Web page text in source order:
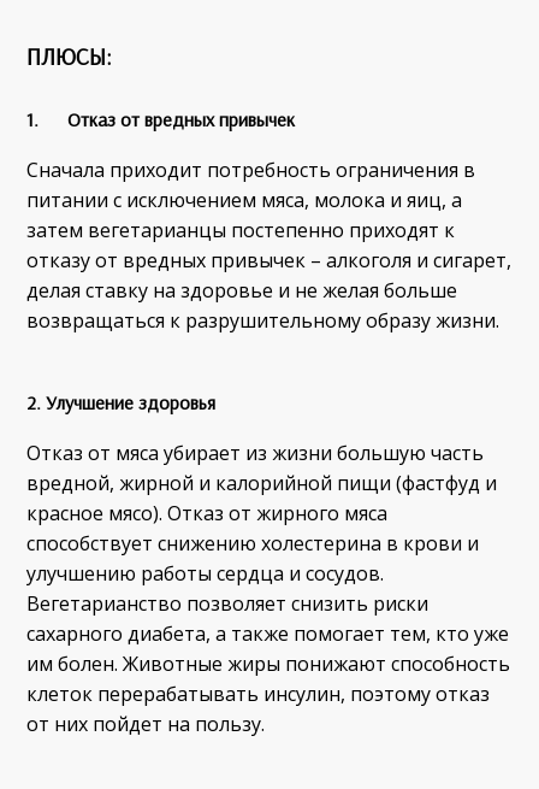
ПЛЮСЫ:
1. Отказ от вредных привычек
Сначала приходит потребность ограничения в
питании с исключением мяса, молока и яиц, а
затем вегетарианцы постепенно приходят к
отказу от вредных привычек – алкоголя и сигарет,
делая ставку на здоровье и не желая больше
возвращаться к разрушительному образу жизни.
2. Улучшение здоровья
Отказ от мяса убирает из жизни большую часть
вредной, жирной и калорийной пищи (фастфуд и
красное мясо). Отказ от жирного мяса
способствует снижению холестерина в крови и
улучшению работы сердца и сосудов.
Вегетарианство позволяет снизить риски
сахарного диабета, а также помогает тем, кто уже
им болен. Животные жиры понижают способность
клеток перерабатывать инсулин, поэтому отказ
от них пойдет на пользу.